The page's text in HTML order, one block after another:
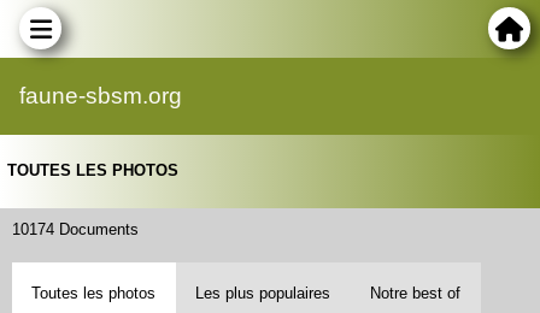
faune-sbsm.org
TOUTES LES PHOTOS
10174 Documents
Toutes les photos Les plus populaires Notre best of